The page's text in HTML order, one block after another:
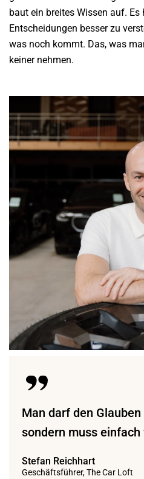
baut ein breites Wissen auf.
Entscheidungen besser zu
was noch kommt. Das, was
keiner nehmen.
Man darf den
sondern muss
Stefan Reichhart
Geschäftsführer, The Car Loft